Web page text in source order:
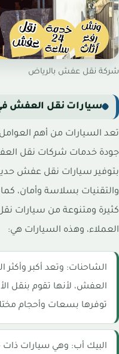
شركة نقل عفش بالرياض
سيارات نقل العفش
تعد السيارات من أهم
جودة خدمات شركات نقل
بتوفير سيارات نقل عفش
والتقنيات بسلاسة وأمان،
كثيرة ومتنوعة من سيارات
العملاء، وهذه السيارات هي:
الشاحنات: وتعد أكبر
العفش، لأنها تقوم بنقل
توفرها بسعات وأحجام
البيك أب: وهي سيارات